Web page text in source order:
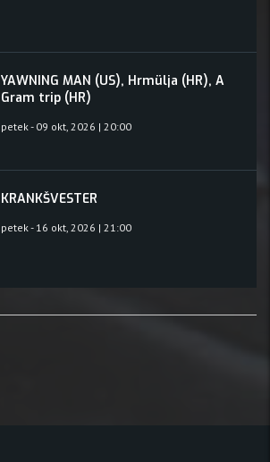
YAWNING MAN (US), Hrmülja (HR), A
Gram trip (HR)
petek - 09 okt, 2026 | 20:00
KRANKŠVESTER
petek - 16 okt, 2026 | 21:00